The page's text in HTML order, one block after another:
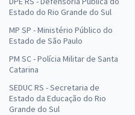
Estado do Rio Grande do Sul
MP SP - Ministério Público do
Estado de São Paulo
PM SC - Polícia Militar de Santa
Catarina
SEDUC RS - Secretaria de
Estado da Educação do Rio
Grande do Sul